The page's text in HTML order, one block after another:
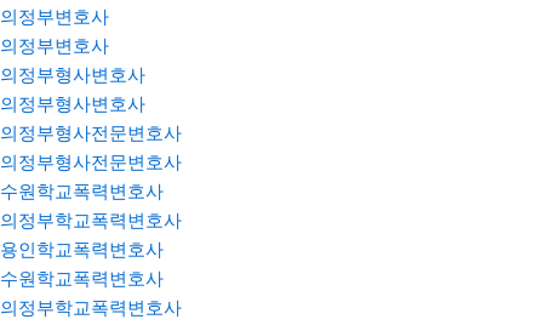
의정부변호사
의정부변호사
의정부형사변호사
의정부형사변호사
의정부형사전문변호사
의정부형사전문변호사
수원학교폭력변호사
의정부학교폭력변호사
용인학교폭력변호사
수원학교폭력변호사
의정부학교폭력변호사